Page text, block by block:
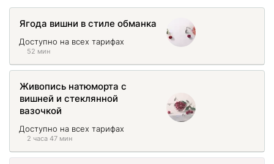
Ягода вишни в стиле обманка
Доступно на всех тарифах
52 мин
Живопись натюморта с
вишней и стеклянной
вазочкой
Доступно на всех тарифах
2 часа 47 мин